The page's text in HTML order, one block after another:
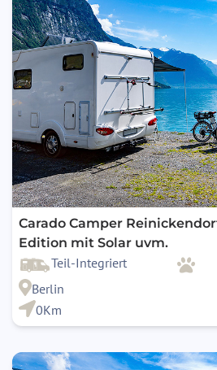
Carado Camper
Edition mit Solar uvm.
Teil-Integriert
Berlin
0Km